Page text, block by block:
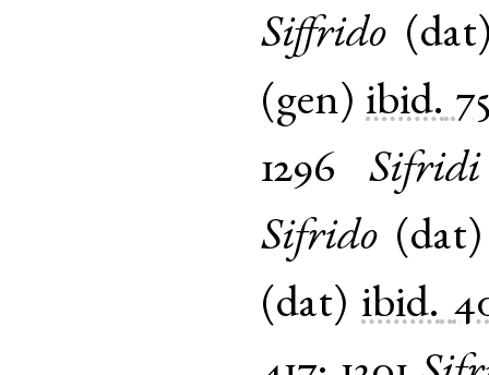
Siffrido (dat
(gen) ibid.
1296
Sifridi
Sifrido (dat
(dat) ibid.